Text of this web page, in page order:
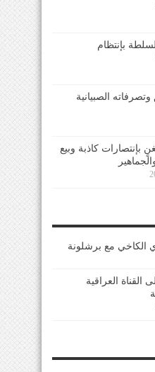
بإنتظام
وتصرفاته الصبيانية
بإنتصارات كاذبة وبيع
الكاخي مع برشلونة
القناة العراقية